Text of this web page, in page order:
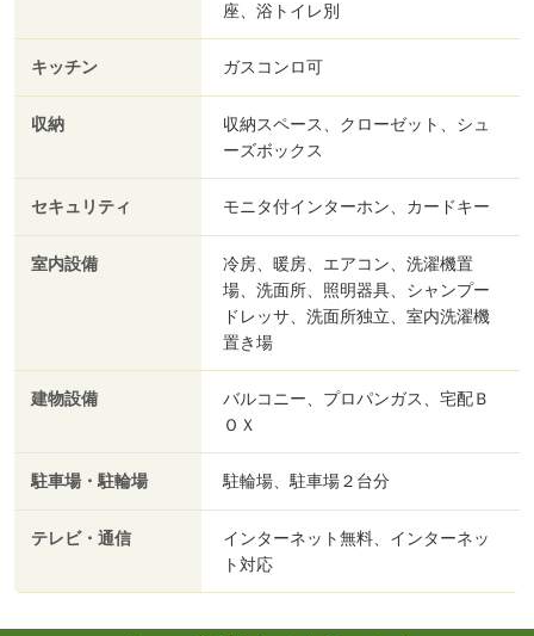
座、浴トイレ別
キッチン ガスコンロ可
収納
収納スペース、クローゼット、シュ
ーズボックス
セキュリティ モニタ付インターホン、カードキー
室内設備
冷房、暖房、エアコン、洗濯機置
場、洗面所、照明器具、シャンプー
ドレッサ、洗面所独立、室内洗濯機
置き場
建物設備
バルコニー、プロパンガス、宅配Ｂ
ＯＸ
駐車場・駐輪場 駐輪場、駐車場２台分
テレビ・通信
インターネット無料、インターネッ
ト対応